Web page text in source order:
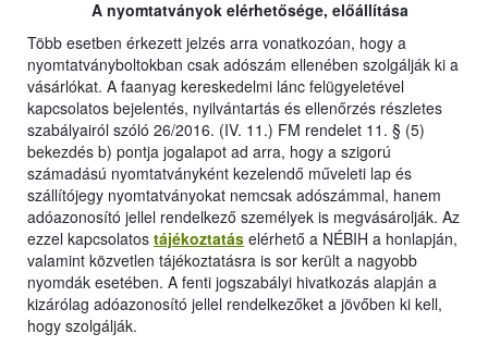
A nyomtatványok elérhetősége, előállítása
Több esetben érkezett jelzés arra vonatkozóan, hogy a
nyomtatványboltokban csak adószám ellenében szolgálják ki a
vásárlókat. A faanyag kereskedelmi lánc felügyeletével
kapcsolatos bejelentés, nyilvántartás és ellenőrzés részletes
szabályairól szóló 26/2016. (IV. 11.) FM rendelet 11. § (5)
bekezdés b) pontja jogalapot ad arra, hogy a szigorú
számadású nyomtatványként kezelendő műveleti lap és
szállítójegy nyomtatványokat nemcsak adószámmal, hanem
adóazonosító jellel rendelkező személyek is megvásárolják. Az
ezzel kapcsolatos tájékoztatás elérhető a NÉBIH a honlapján,
valamint közvetlen tájékoztatásra is sor került a nagyobb
nyomdák esetében. A fenti jogszabályi hivatkozás alapján a
kizárólag adóazonosító jellel rendelkezőket a jövőben ki kell,
hogy szolgálják.